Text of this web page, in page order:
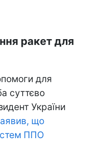
ракет для
для
суттєво
України
що
ППО